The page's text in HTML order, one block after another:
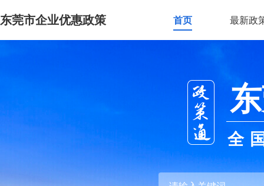
东莞市企业优惠政策 首页 最新政
全